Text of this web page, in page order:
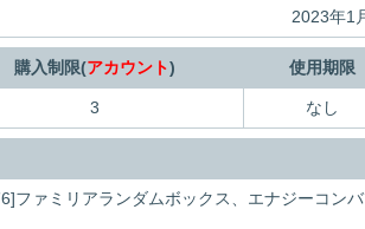
2023年1
購入制限(アカウント) 使用期限
3 なし
ファミリアランダムボックス、エナジーコン